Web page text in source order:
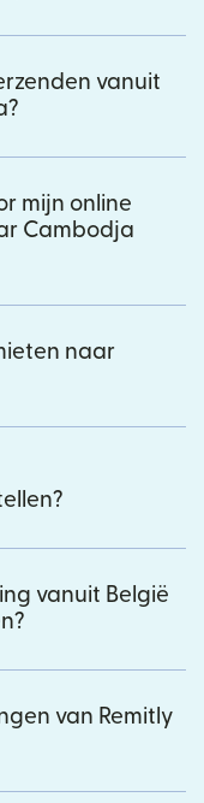
vanuit
mijn online
Cambodja
naar
vanuit België
van Remitly